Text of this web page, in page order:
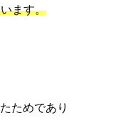
ます。
ためであり